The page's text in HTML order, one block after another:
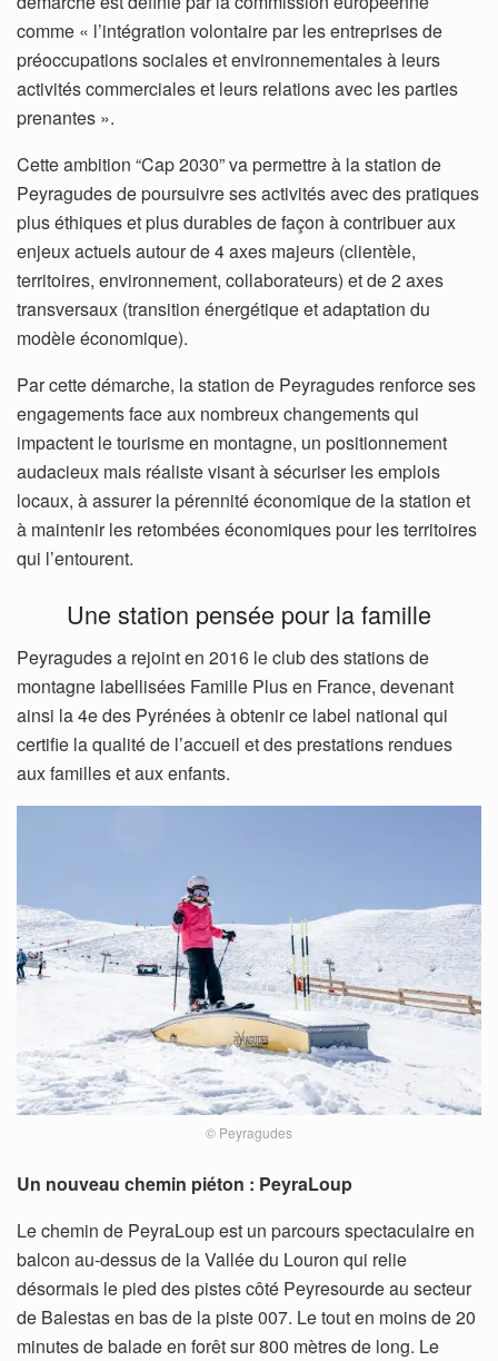
comme « l’intégration volontaire par les entreprises de
préoccupations sociales et environnementales à leurs
activités commerciales et leurs relations avec les parties
prenantes ».
Cette ambition “Cap 2030” va permettre à la station de
Peyragudes de poursuivre ses activités avec des pratiques
plus éthiques et plus durables de façon à contribuer aux
enjeux actuels autour de 4 axes majeurs (clientèle,
territoires, environnement, collaborateurs) et de 2 axes
transversaux (transition énergétique et adaptation du
modèle économique).
Par cette démarche, la station de Peyragudes renforce ses
engagements face aux nombreux changements qui
impactent le tourisme en montagne, un positionnement
audacieux mais réaliste visant à sécuriser les emplois
locaux, à assurer la pérennité économique de la station et
à maintenir les retombées économiques pour les territoires
qui l’entourent.
Une station pensée pour la famille
Peyragudes a rejoint en 2016 le club des stations de
montagne labellisées Famille Plus en France, devenant
ainsi la 4e des Pyrénées à obtenir ce label national qui
certifie la qualité de l’accueil et des prestations rendues
aux familles et aux enfants.
© Peyragudes
Un nouveau chemin piéton : PeyraLoup
Le chemin de PeyraLoup est un parcours spectaculaire en
balcon au-dessus de la Vallée du Louron qui relie
désormais le pied des pistes côté Peyresourde au secteur
de Balestas en bas de la piste 007. Le tout en moins de 20
minutes de balade en forêt sur 800 mètres de long. Le